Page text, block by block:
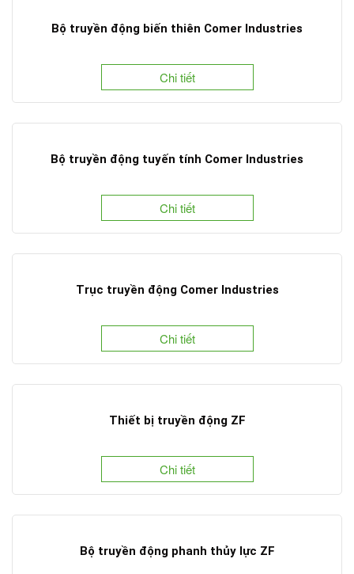
Bộ truyền động biến thiên Comer Industries
Chi tiết
Bộ truyền động tuyến tính Comer Industries
Chi tiết
Trục truyền động Comer Industries
Chi tiết
Thiết bị truyền động ZF
Chi tiết
Bộ truyền động phanh thủy lực ZF